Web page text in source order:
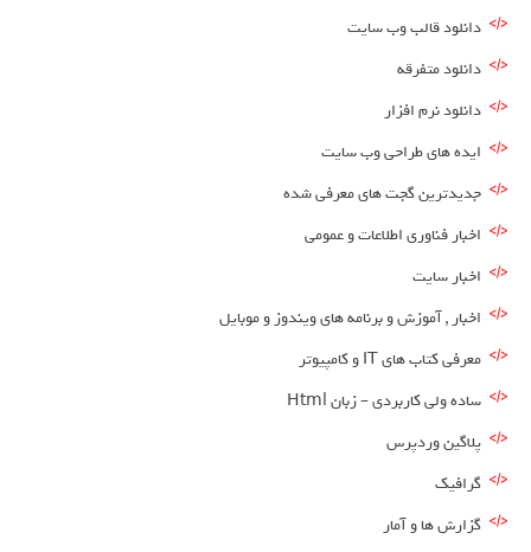
دانلود قالب وب سایت
دانلود متفرقه
دانلود نرم افزار
ایده های طراحی وب سایت
جدیدترین گجت های معرفی شده
اخبار فناوری اطلاعات و عمومی
اخبار سایت
اخبار , آموزش و برنامه های ویندوز و موبایل
معرفی کتاب های IT و کامپیوتر
ساده ولی کاربردی – زبان Html
پلاگین وردپرس
گرافیک
گزارش ها و آمار